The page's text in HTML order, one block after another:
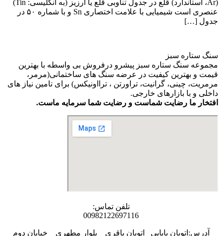
(Ar، استاندارد) قلع در جدول تناوبی قلع یا اَرزیز (به انگلیسی: Tin)
عنصری است شیمیایی با علامت اختصاری Sn و با شماره ۵۰ در
جدول […]
سنگ ستاره سبز
مجموعه سنگ ستاره سبز پیشرو درفروش بی واسطه با بهترین
قیمت و بهترین کیفیت در عرضه سنگ های ساختمانی(مرمر،
مرمریت، چینی، گرانیت، تراورتن ، ترااونیکس) برای تامین نیاز های
داخلی و با بازارهای خارجی.
افتخار ما رضایت شماست و رضایت شما سرمایه ماست.
تلفن تماس:
00982122697116
آدرس:اتوبان بابایی _اتوبان باقری _ بلوار مطهری _ خیابان دوم